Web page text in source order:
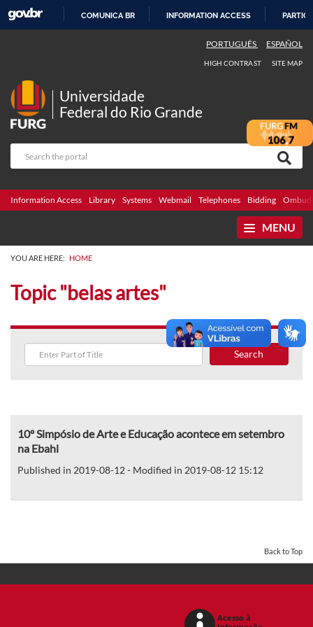
COMUNICA BR INFORMATION ACCESS
PORTUGUÊS ESPAÑOL
HIGH CONTRAST SITE MAP
Universidade
Federal do Rio Grande
Information Access Library Systems Webmail Telephones Bidding
MENU
YOU ARE HERE: HOME
Topic "belas artes"
Search
10º Simpósio de Arte e Educação acontece em setembro
na Ebahl
Published in 2019-08-12 - Modified in 2019-08-12 15:12
Back to Top